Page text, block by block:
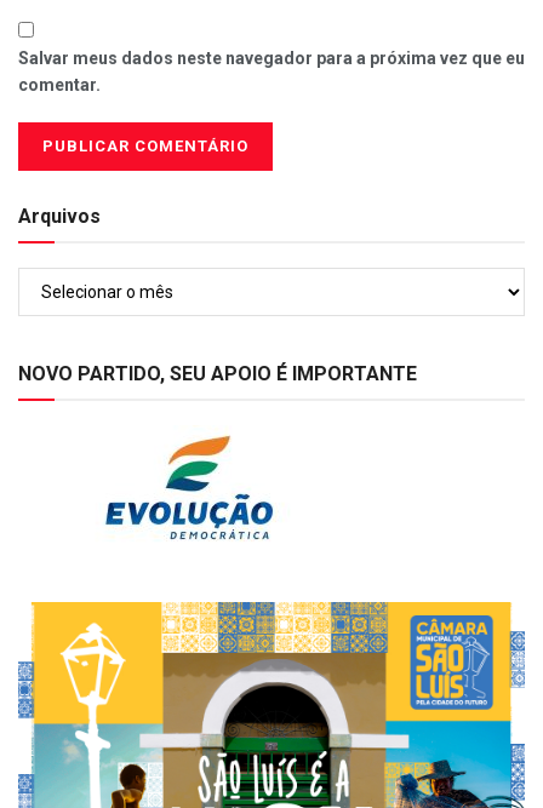
Salvar meus dados neste navegador para a próxima vez que eu
comentar.
Arquivos
NOVO PARTIDO, SEU APOIO É IMPORTANTE